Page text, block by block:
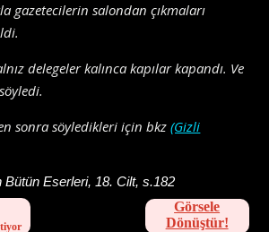
gazetecilerin salondan çıkmaları
delegeler kalınca kapılar kapandı. Ve
sonra söyledikleri için bkz(Gizli
Bütün Eserleri, 18. Cilt, s.182
Görsele
Dönüştür!